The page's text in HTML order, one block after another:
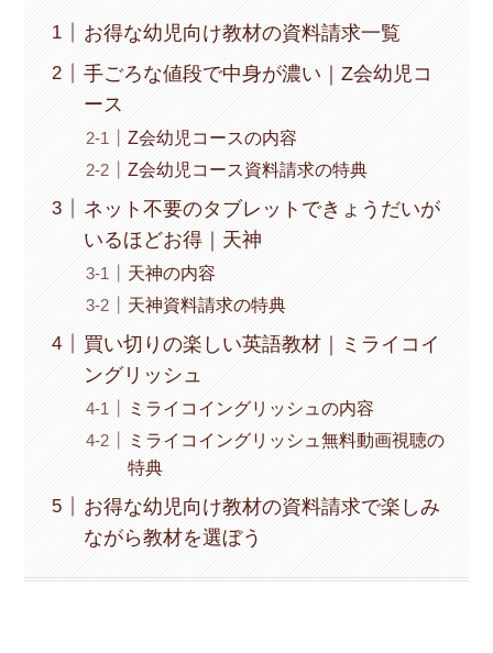
お得な幼児向け教材の資料請求一覧
手ごろな値段で中身が濃い｜Z会幼児コ
ース
Z会幼児コースの内容
Z会幼児コース資料請求の特典
ネット不要のタブレットできょうだいが
いるほどお得｜天神
天神の内容
天神資料請求の特典
買い切りの楽しい英語教材｜ミライコイ
ングリッシュ
ミライコイングリッシュの内容
ミライコイングリッシュ無料動画視聴の
特典
お得な幼児向け教材の資料請求で楽しみ
ながら教材を選ぼう